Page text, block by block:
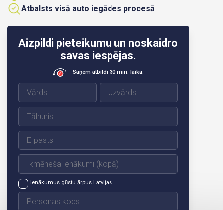
Aizpildi pieteikumu un noskaidro
savas iespējas.
Saņem atbildi 30 min. laikā.
Ienākumus gūstu ārpus Latvijas
Atbalsts visā auto iegādes procesā